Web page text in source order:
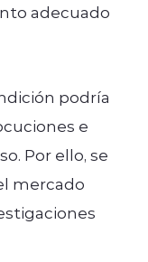
adecuado
podría
e
Por ello, se
mercado